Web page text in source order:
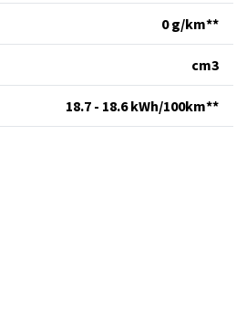
0 g/km**
cm3
18.7 - 18.6 kWh/100km**